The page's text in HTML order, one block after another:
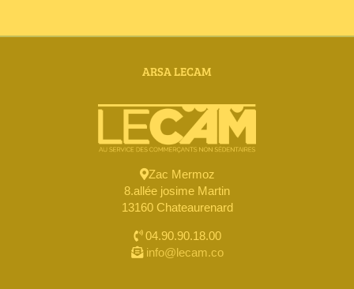
ARSA LECAM
Zac Mermoz
8.allée josime Martin
13160 Chateaurenard
04.90.90.18.00
info@lecam.co